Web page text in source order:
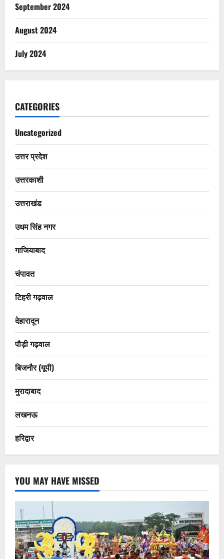
September 2024
August 2024
July 2024
CATEGORIES
Uncategorized
उत्तर प्रदेश
उत्तरकाशी
उत्तराखंड
उधम सिंह नगर
गाजियाबाद
चंपावत
टिहरी गढ़वाल
देहारादून
पौड़ी गढ़वाल
बिजनौर (यूपी)
मुरादाबाद
लखनऊ
हरिद्वार
YOU MAY HAVE MISSED